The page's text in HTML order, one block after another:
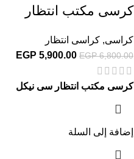
كرسى مكتب انتظار
كراسى, كراسى انتظار
EGP6,800.00
EGP 5,900.00
كرسى مكتب انتظار سى نيكل
إضافة إلى السلة